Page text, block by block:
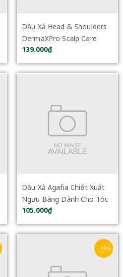
Dầu Xả Head & Shoulders
DermaXPro Scalp Care
Scalp & Hair Revitaliser
220ml
139.000₫
Dầu Xả Agafia Chiết Xuất
Ngưu Bàng Dành Cho Tóc
Hư Tổn 500ml
105.000₫
- 26%